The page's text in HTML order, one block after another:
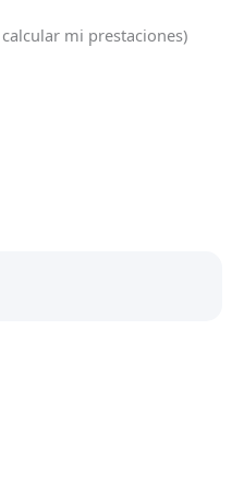
mi prestaciones)